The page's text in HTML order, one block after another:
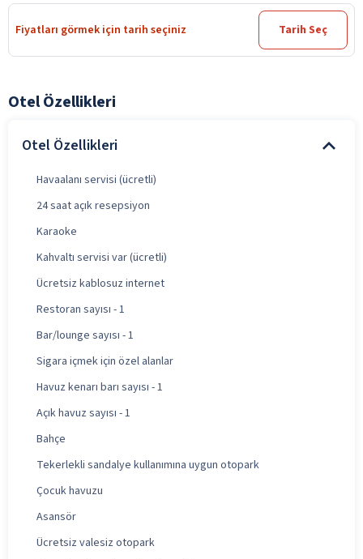
Fiyatları görmek için tarih seçiniz Tarih Seç
Otel Özellikleri
Otel Özellikleri
Havaalanı servisi (ücretli)
24 saat açık resepsiyon
Karaoke
Kahvaltı servisi var (ücretli)
Ücretsiz kablosuz internet
Restoran sayısı - 1
Bar/lounge sayısı - 1
Sigara içmek için özel alanlar
Havuz kenarı barı sayısı - 1
Açık havuz sayısı - 1
Bahçe
Tekerlekli sandalye kullanımına uygun otopark
Çocuk havuzu
Asansör
Ücretsiz valesiz otopark